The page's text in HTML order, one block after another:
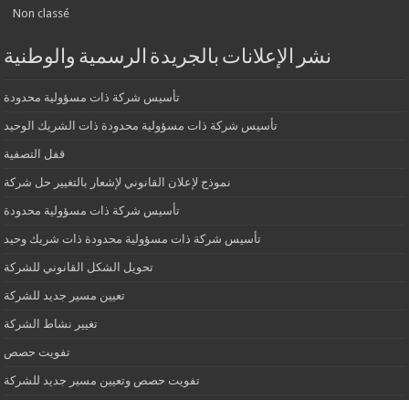
Non classé
نشر الإعلانات بالجريدة الرسمية والوطنية
تأسيس شركة ذات مسؤولية محدودة
تأسيس شركة ذات مسؤولية محدودة ذات الشريك الوحيد
قفل التصفية
نموذج لإعلان القانوني لإشعار بالتغيير حل شركة
تأسيس شركة ذات مسؤولية محدودة
تأسيس شركة ذات مسؤولية محدودة ذات شريك وحيد
تحويل الشكل القانوني للشركة
تعيين مسير جديد للشركة
تغيير نشاط الشركة
تفويت حصص
تفويت حصص وتعيين مسير جديد للشركة